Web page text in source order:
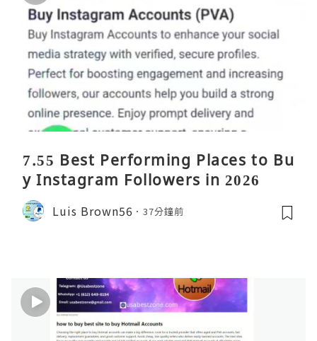
7.55 Best Performing Places to Bu
y Instagram Followers in 2026
Luis Brown56 37分鐘前